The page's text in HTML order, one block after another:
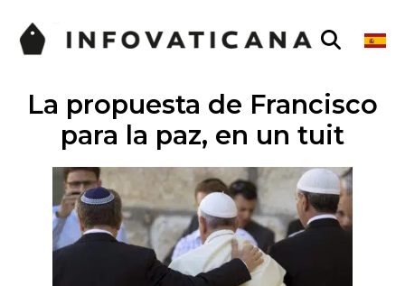
La propuesta de Francisco
para la paz, en un tuit